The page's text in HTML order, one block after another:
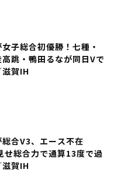
子総合初優勝！七種・
跳・鴨田るなが同日Vで
賀IH
合V3、エース不在
せ総合力で通算13度で過
賀IH